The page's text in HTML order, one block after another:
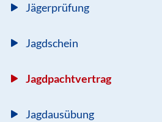
Jägerprüfung
Jagdschein
Jagdpachtvertrag
Jagdausübung